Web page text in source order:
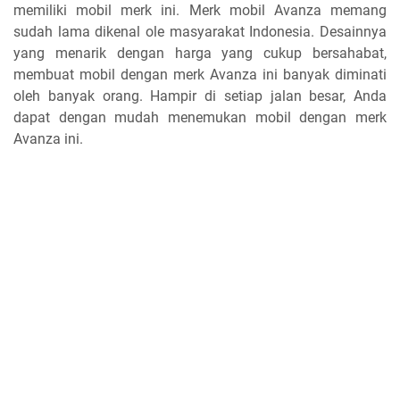
memiliki mobil merk ini. Merk mobil Avanza memang
sudah lama dikenal ole masyarakat Indonesia. Desainnya
yang menarik dengan harga yang cukup bersahabat,
membuat mobil dengan merk Avanza ini banyak diminati
oleh banyak orang. Hampir di setiap jalan besar, Anda
dapat dengan mudah menemukan mobil dengan merk
Avanza ini.